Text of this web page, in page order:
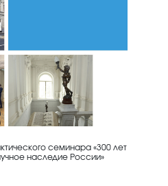
семинара «300 лет
наследие России»